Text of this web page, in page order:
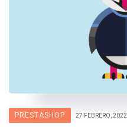
PRESTASHOP 27 FEBRERO, 2022